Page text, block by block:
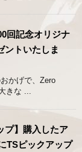
回記念オリジナ
ントいたしま
かげで、Zero
きな ...
プ】購入したア
TSピックアップ